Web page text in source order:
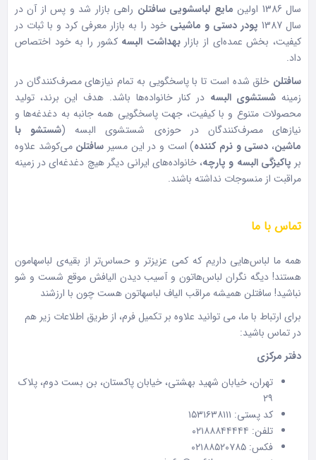
سال 1386 اولین
مایع لباسشویی سافتلن راهی بازار شد و پس از آن در
سال 1387
پودر دستی و ماشینی خود را به بازار معرفی کرد و با ثبات در
کیفیت، بخش عمده‌ای از بازاربهداشت البسه کشور را به خود اختصاص
داد.
سافتلن خلق شده است تا با پاسخگویی به تمام نیازهای مصرف‌کنندگان در
زمینه شستشوی البسه در کنار خانواده‌ها باشد. هدف این برند، تولید
محصولات متنوع و با کیفیت، جهت پاسخگویی همه جانبه به دغدغه‌ها و
نیازهای مصرف‌کنندگان در حوزه‌ی شستشوی البسه (شستشو با
ماشین، دستی و نرم کننده) است و در این مسیر سافتلن می‌کوشد علاوه
بر پاکیزگی البسه و پارچه، خانواده‌های ایرانی دیگر هیچ دغدغه‌ای در زمینه
مراقبت از منسوجات نداشته باشند.
تماس با ما
همه‌ ما لباس‌هایی داریم که کمی عزیزتر و حساس‌تر از بقیه‌ی لباسهامون
هستند! دیگه نگران لباس‌هاتون و آسیب دیدن الیافش موقع شست و شو
نباشید! سافتلن همیشه مراقب الیاف لباسهاتون هست چون با ارزشند
برای ارتباط با ما، می توانید علاوه بر تکمیل فرم، از طریق اطلاعات زیر هم
در تماس باشید:
دفتر مرکزی
تهران، خیابان شهید بهشتی، خیابان پاکستان، بن بست دوم، پلاک
۲۹
کد پستی: ۱۵۳۱۶۳۸۱۱۱
تلفن: ۰۲۱۸۸۸۴۴۴۴۴
فکس: ۰۲۱۸۸۵۲۰۷۸۵